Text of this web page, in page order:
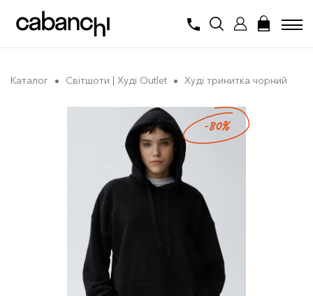
Каталог Світшоти | Худі Outlet Худі тринитка чорний
-80%